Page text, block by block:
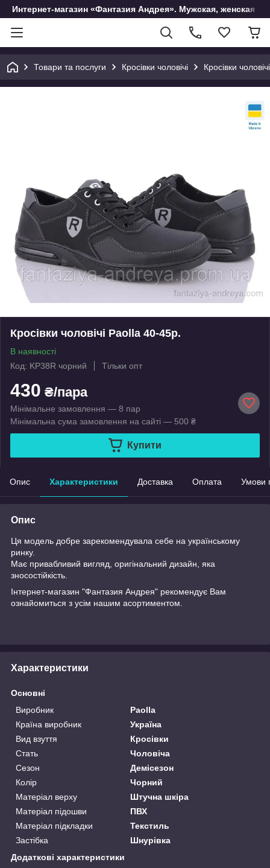
Интернет-магазин «Фантазия Андрея». Мужская, женская и
Товари та послуги Кросівки чоловічі Кросівки
Кросівки чоловічі Paolla 40-45р.
В наявності
Код: KP38R чорний
Тільки опт
430 ₴/пара
Мінімальне замовлення — 8 пар
Мінімальна сума замовлення на сайті — 500 ₴
Купити
Опис Характеристики Доставка Оплата Умови
Опис
Ця модель добре зарекомендувала себе на українському
ринку.
Має привабливий вигляд, оригінальний дизайн, яка
зносостійкість.
Інтернет-магазин "Фантазия Андрея" рекомендує Вам
ознайомиться з усім нашим асортиментом.
Характеристики
Основні
Виробник
Paolla
Країна виробник
Україна
Вид взуття
Кросівки
Стать
Чоловіча
Сезон
Демісезон
Колір
Чорний
Матеріал верху
Штучна шкіра
Матеріал підошви
ПВХ
Матеріал підкладки
Текстиль
Застібка
Шнурівка
Додаткові характеристики